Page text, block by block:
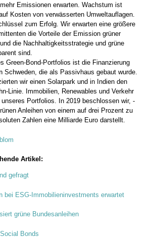
Emissionen erwarten. Wachstum ist
Kosten von verwässerten Umweltauflagen.
zum Erfolg. Wir erwarten eine größere
die Vorteile der Emission grüner
die Nachhaltigkeitsstrategie und grüne
sind.
Green-Bond-Portfolios ist die Finanzierung
Schweden, die als Passivhaus gebaut wurde.
wir einen Solarpark und in Indien den
Linie. Immobilien, Renewables und Verkehr
Portfolios. In 2019 beschlossen wir,
Anleihen von einem auf drei Prozent zu
Zahlen eine Milliarde Euro darstellt.
Artikel:
gefragt
bei ESG-Immobilieninvestments erwartet
grüne Bundesanleihen
Bonds